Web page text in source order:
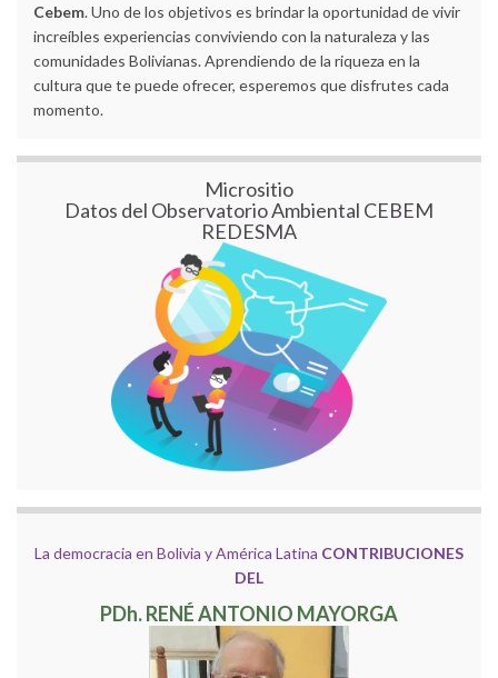
Cebem. Uno de los objetivos es brindar la oportunidad de vivir
increíbles experiencias conviviendo con la naturaleza y las
comunidades Bolivianas. Aprendiendo de la riqueza en la
cultura que te puede ofrecer, esperemos que disfrutes cada
momento.
Micrositio
Datos del Observatorio Ambiental CEBEM
REDESMA
La democracia en Bolivia y América Latina CONTRIBUCIONES
DEL
PDh. RENÉ ANTONIO MAYORGA